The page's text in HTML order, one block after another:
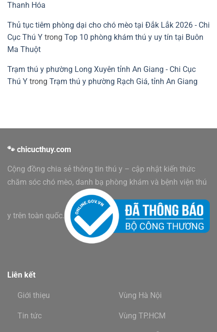
Thanh Hóa
Thủ tục tiêm phòng dại cho chó mèo tại Đắk Lắk 2026 - Chi
Cục Thú Y trong Top 10 phòng khám thú y uy tín tại Buôn
Ma Thuột
Trạm thú y phường Long Xuyên tỉnh An Giang - Chi Cục
Thú Y trong Trạm thú y phường Rạch Giá, tỉnh An Giang
🐾 chicucthuy.com
Cộng đồng chia sẻ thông tin thú y – cập nhật kiến thức
chăm sóc chó mèo, danh bạ phòng khám và bệnh viện thú
y trên toàn quốc.
Liên kết
Giới thiẹu
Tin tức
Vùng Hà Nội
Vùng TP.HCM